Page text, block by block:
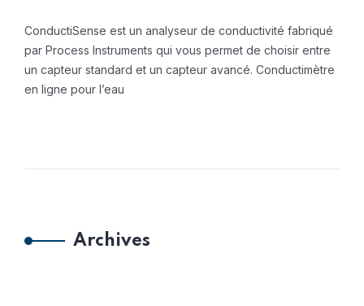
ConductiSense est un analyseur de conductivité fabriqué
par Process Instruments qui vous permet de choisir entre
un capteur standard et un capteur avancé. Conductimètre
en ligne pour l’eau
Archives